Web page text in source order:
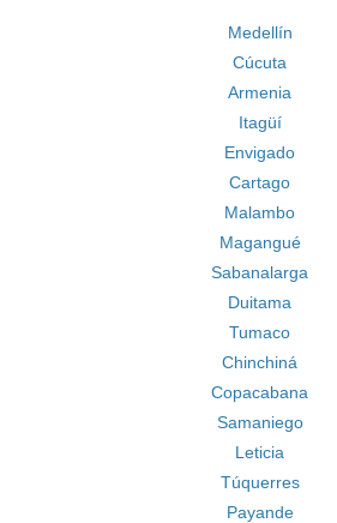
Medellín
Cúcuta
Armenia
Itagüí
Envigado
Cartago
Malambo
Magangué
Sabanalarga
Duitama
Tumaco
Chinchiná
Copacabana
Samaniego
Leticia
Túquerres
Payande